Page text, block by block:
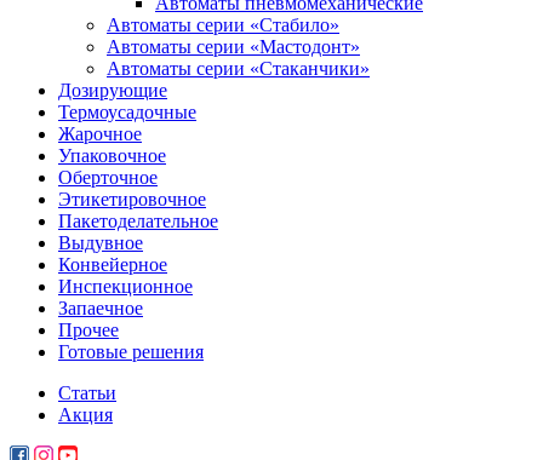
Автоматы серии «Стабило»
Автоматы серии «Мастодонт»
Автоматы серии «Стаканчики»
Дозирующие
Термоусадочные
Жарочное
Упаковочное
Оберточное
Этикетировочное
Пакетоделательное
Выдувное
Конвейерное
Инспекционное
Запаечное
Прочее
Готовые решения
Статьи
Акция